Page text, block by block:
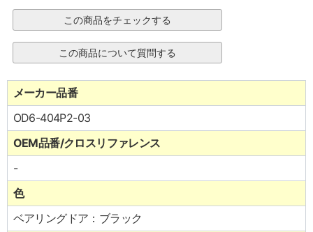
メーカー品番
OD6-404P2-03
OEM品番/クロスリファレンス
-
色
ベアリングドア：ブラック